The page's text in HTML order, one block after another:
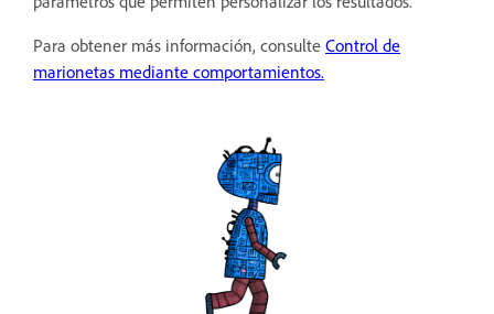
Para obtener más información, consulte Control de
marionetas mediante comportamientos.